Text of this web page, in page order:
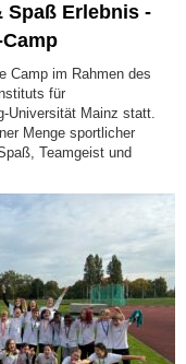
Spaß Erlebnis -
Camp im Rahmen des
für
Universität Mainz statt.
Menge sportlicher
Teamgeist und